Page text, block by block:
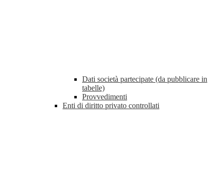
Dati società partecipate (da pubblicare in
tabelle)
Provvedimenti
Enti di diritto privato controllati